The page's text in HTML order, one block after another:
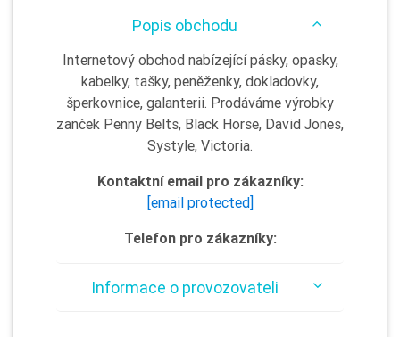
Popis obchodu
Internetový obchod nabízející pásky, opasky,
kabelky, tašky, peněženky, dokladovky,
šperkovnice, galanterii. Prodáváme výrobky
zanček Penny Belts, Black Horse, David Jones,
Systyle, Victoria.
Kontaktní email pro zákazníky:
[email protected]
Telefon pro zákazníky:
Informace o provozovateli